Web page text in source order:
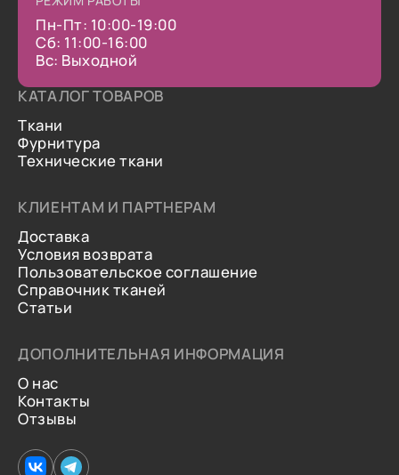
Пн-Пт: 10:00-19:00
Сб: 11:00-16:00
Вс: Выходной
КАТАЛОГ ТОВАРОВ
Ткани
Фурнитура
Технические ткани
КЛИЕНТАМ И ПАРТНЕРАМ
Доставка
Условия возврата
Пользовательское соглашение
Справочник тканей
Статьи
ДОПОЛНИТЕЛЬНАЯ ИНФОРМАЦИЯ
О нас
Контакты
Отзывы